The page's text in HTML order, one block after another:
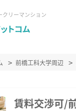
リーマンション
前橋工科大学周辺
賃料交渉可/